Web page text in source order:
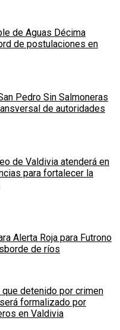
de Aguas Décima
de postulaciones en
Pedro Sin Salmoneras
de autoridades
de Valdivia atenderá en
para fortalecer la
Alerta Roja para Futrono
de ríos
que detenido por crimen
formalizado por
en Valdivia